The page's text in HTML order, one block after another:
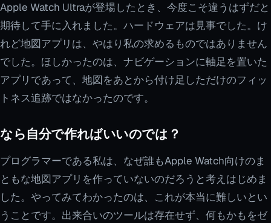
Apple Watch Ultraが登場したとき、今度こそ違うはずだと
期待して手に入れました。ハードウェアは見事でした。け
れど地図アプリは、やはり私の求めるものではありません
でした。ほしかったのは、ナビゲーションに軸足を置いた
アプリであって、地図をあとから付け足しただけのフィッ
トネス追跡ではなかったのです。
なら自分で作ればいいのでは？
プログラマーである私は、なぜ誰もApple Watch向けのま
ともな地図アプリを作っていないのだろうと考えはじめま
した。やってみてわかったのは、これが本当に難しいとい
うことです。出来合いのツールは存在せず、何もかもをゼ